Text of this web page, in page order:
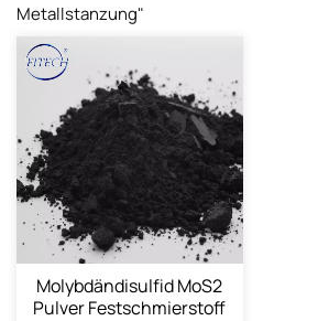
Metallstanzung"
Molybdändisulfid MoS2
Pulver Festschmierstoff